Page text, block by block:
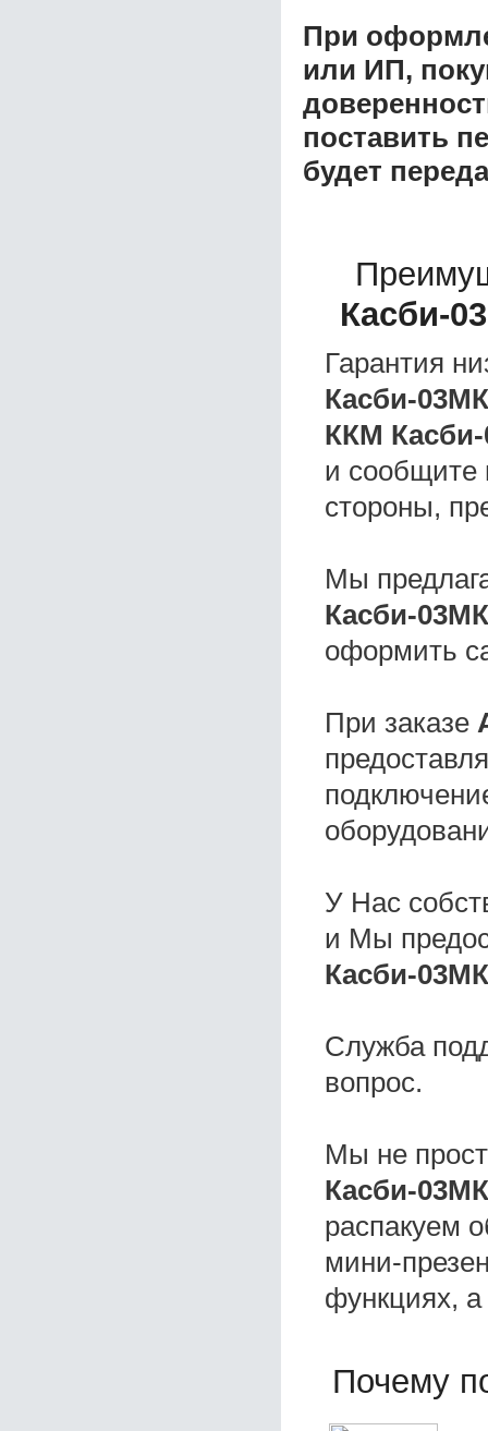
При
или ИП,
поставить
будет
Касби-
Гарантия
Касби-03МК
ККМ
и
стороны,
Мы
Касби-03МК
оформить
При заказе
У Нас
и Мы
Касби-
Служба
вопрос.
Мы не
Касби-03МК
распакуем
мини-
функциях,
Почему